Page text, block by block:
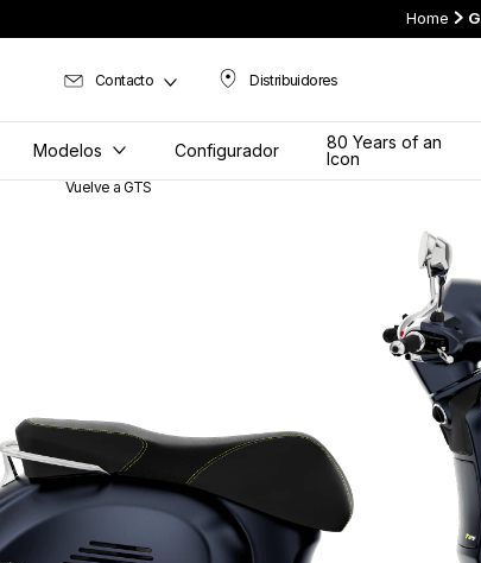
Home
Distribuidores
Distribuidores
Contacto
Modelos Configurador
80 Years of an
Icon
Vuelve a GTS